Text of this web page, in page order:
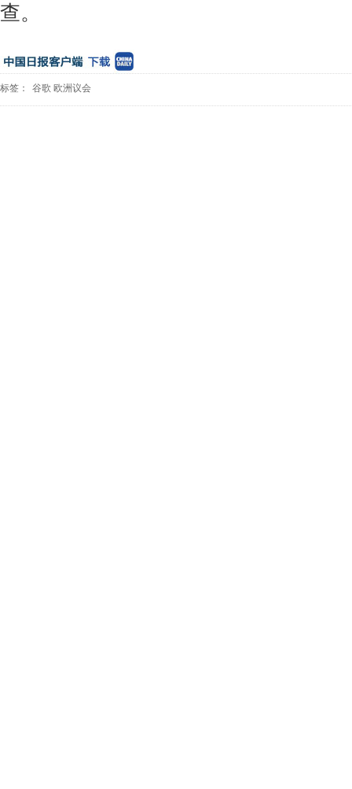
查。
标签： 谷歌 欧洲议会